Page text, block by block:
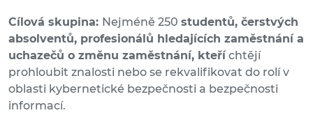
Cílová skupina: Nejméně 250 studentů, čerstvých
absolventů, profesionálů hledajících zaměstnání a
uchazečů o změnu zaměstnání, kteří chtějí
prohloubit znalosti nebo se rekvalifikovat do rolí v
oblasti kybernetické bezpečnosti a bezpečnosti
informací.